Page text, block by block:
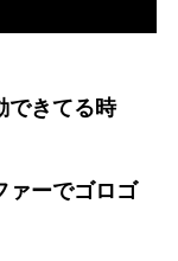
できてる時
ァーでゴロゴ